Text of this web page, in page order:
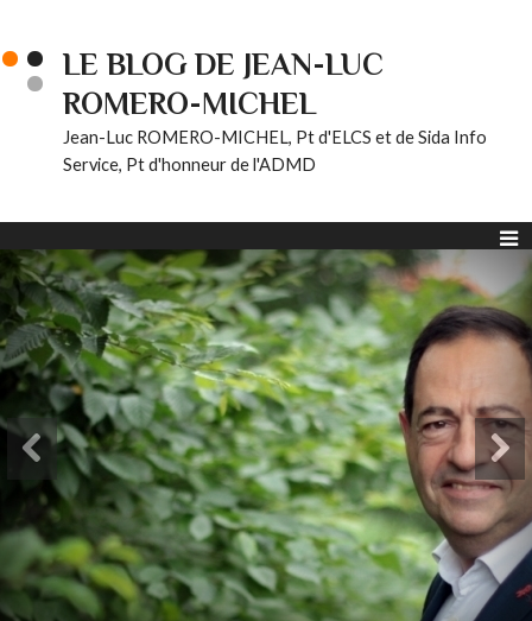
LE BLOG DE JEAN-LUC
ROMERO-MICHEL
Jean-Luc ROMERO-MICHEL, Pt d'ELCS et de Sida Info
Service, Pt d'honneur de l'ADMD